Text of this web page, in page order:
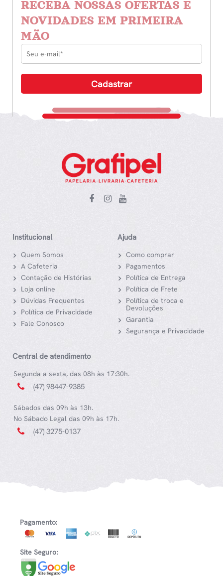
RECEBA NOSSAS OFERTAS E
NOVIDADES EM PRIMEIRA
MÃO
Institucional
Quem Somos
A Cafeteria
Contação de Histórias
Loja online
Dúvidas Frequentes
Política de Privacidade
Fale Conosco
Ajuda
Como comprar
Pagamentos
Política de Entrega
Política de Frete
Política de troca e
Devoluções
Garantia
Segurança e Privacidade
Central de atendimento
Segunda a sexta, das 08h às 17:30h.
(47) 98447-9385
Sábados das 09h às 13h.
No Sábado Legal das 09h às 17h.
(47) 3275-0137
Pagamento:
Site Seguro: